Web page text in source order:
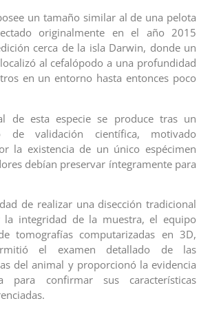
un tamaño similar al de una pelota
originalmente en el año 2015
cerca de la isla Darwin, donde un
al cefalópodo a una profundidad
en un entorno hasta entonces poco
de esta especie se produce tras un
de validación científica, motivado
la existencia de un único espécimen
debían preservar íntegramente para
de realizar una disección tradicional
la integridad de la muestra, el equipo
tomografías computarizadas en 3D,
el examen detallado de las
del animal y proporcionó la evidencia
para confirmar sus características